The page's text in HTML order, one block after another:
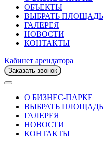
ОБЪЕКТЫ
ВЫБРАТЬ ПЛОЩАДЬ
ГАЛЕРЕЯ
НОВОСТИ
КОНТАКТЫ
Кабинет арендатора
Заказать звонок
О БИЗНЕС-ПАРКЕ
ВЫБРАТЬ ПЛОЩАДЬ
ГАЛЕРЕЯ
НОВОСТИ
КОНТАКТЫ